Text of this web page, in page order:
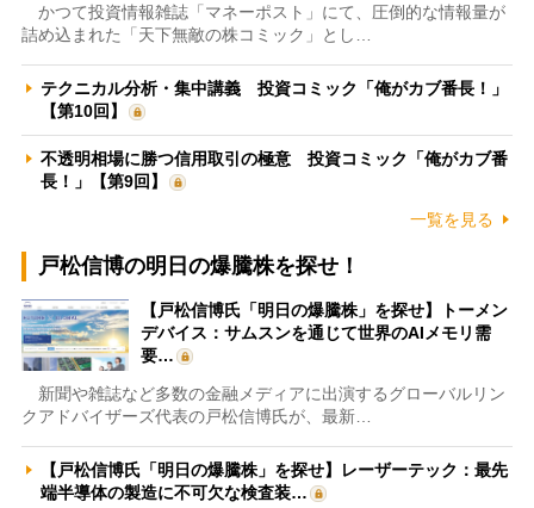
かつて投資情報雑誌「マネーポスト」にて、圧倒的な情報量が
詰め込まれた「天下無敵の株コミック」とし…
テクニカル分析・集中講義 投資コミック「俺がカブ番長！」
【第10回】
不透明相場に勝つ信用取引の極意 投資コミック「俺がカブ番
長！」【第9回】
一覧を見る
戸松信博の明日の爆騰株を探せ！
【戸松信博氏「明日の爆騰株」を探せ】トーメン
デバイス：サムスンを通じて世界のAIメモリ需
要…
新聞や雑誌など多数の金融メディアに出演するグローバルリン
クアドバイザーズ代表の戸松信博氏が、最新…
【戸松信博氏「明日の爆騰株」を探せ】レーザーテック：最先
端半導体の製造に不可欠な検査装…